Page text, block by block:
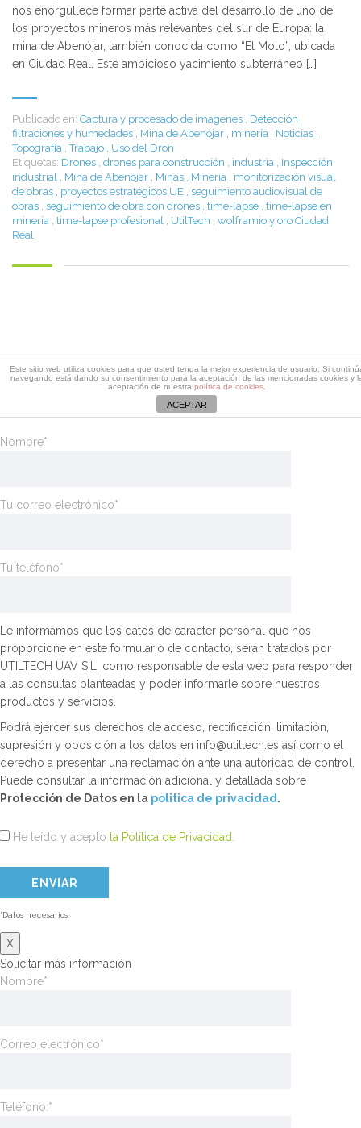
nos enorgullece formar parte activa del desarrollo de uno de
los proyectos mineros más relevantes del sur de Europa: la
mina de Abenójar, también conocida como “El Moto”, ubicada
en Ciudad Real. Este ambicioso yacimiento subterráneo […]
Publicado en: Captura y procesado de imagenes , Detección
filtraciones y humedades , Mina de Abenójar , minería , Noticias ,
Topografía , Trabajo , Uso del Dron
Etiquetas: Drones , drones para construcción , industria , Inspección
industrial , Mina de Abenójar , Minas , Minería , monitorización visual
de obras , proyectos estratégicos UE , seguimiento audiovisual de
obras , seguimiento de obra con drones , time-lapse , time-lapse en
minería , time-lapse profesional , UtilTech , wolframio y oro Ciudad
Real
Este sitio web utiliza cookies para que usted tenga la mejor experiencia de usuario. Si
navegando está dando su consentimiento para la aceptación de las mencionadas cookies y
aceptación de nuestra política de cookies.
ACEPTAR
Descarga dossier Edificaciones
Rellena este formulario y recibirás un email con el enlace de
descarga del dossier de Edificaciones
Nombre*
Tu correo electrónico*
Tu teléfono*
Le informamos que los datos de carácter personal que nos
proporcione en este formulario de contacto, serán tratados por
UTILTECH UAV S.L. como responsable de esta web para responder
a las consultas planteadas y poder informarle sobre nuestros
productos y servicios.
Podrá ejercer sus derechos de acceso, rectificación, limitación,
supresión y oposición a los datos en info@utiltech.es así como el
derecho a presentar una reclamación ante una autoridad de control.
Puede consultar la información adicional y detallada sobre
Protección de Datos en la politica de privacidad .
He leído y acepto la Política de Privacidad
*Datos necesarios
X
Solicitar más información
Nombre*
Correo electrónico*
Teléfono:*